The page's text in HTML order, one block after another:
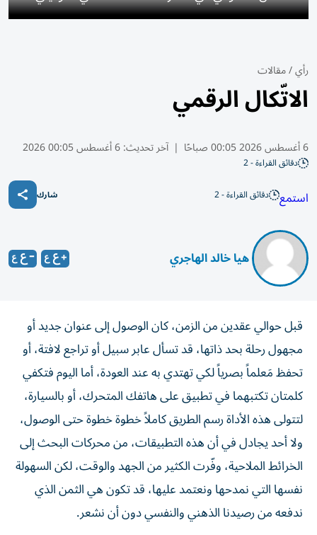
رأي/مقالات
الاتّكال الرقمي
6 أغسطس 2026 00:05 صباحًا | آخر تحديث:6 أغسطس 00:05 2026
دقائق القراءة - 2
استمع دقائق القراءة - 2 شارك
​ هيا خالد الهاجري
قبل حوالي عقدين من الزمن، كان الوصول إلى عنوان جديد أو
مجهول رحلة بحد ذاتها، قد تسأل عابر سبيل أو تراجع لافتة، أو
تحفظ مَعلماً بصرياً لكي تهتدي به عند العودة، أما اليوم فتكفي
كلمتان تكتبهما في تطبيق على هاتفك المتحرك، أو بالسيارة،
لتتولى هذه الأداة رسم الطريق كاملاً خطوة خطوة حتى الوصول،
ولا أحد يجادل في أن هذه التطبيقات، من محركات البحث إلى
الخرائط الملاحية، وفّرت الكثير من الجهد والوقت، لكن السهولة
نفسها التي نمدحها ونعتمد عليها، قد تكون هي الثمن الذي
ندفعه من رصيدنا الذهني والنفسي دون أن نشعر.